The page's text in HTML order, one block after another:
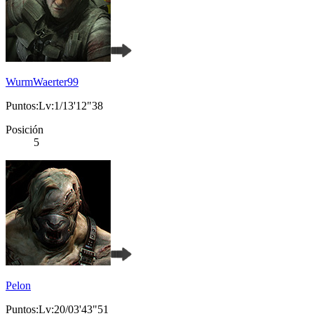
WurmWaerter99
Puntos:Lv:1/13'12"38
Posición
5
Pelon
Puntos:Lv:20/03'43"51